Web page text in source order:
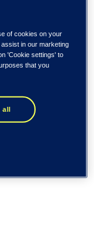
of cookies on your
in our marketing
'Cookie settings' to
that you
all